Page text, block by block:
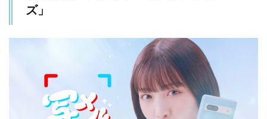
ズ」